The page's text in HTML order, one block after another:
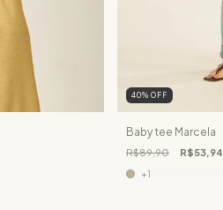
40% OFF
Baby tee Marcela
R$89,90 R$53,94
+1